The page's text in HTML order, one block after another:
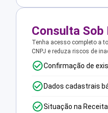
Consulta Sob
Tenha acesso completo a
CNPJ e reduza riscos de
Confirmação de
Dados cadastrais
Situação na Receita